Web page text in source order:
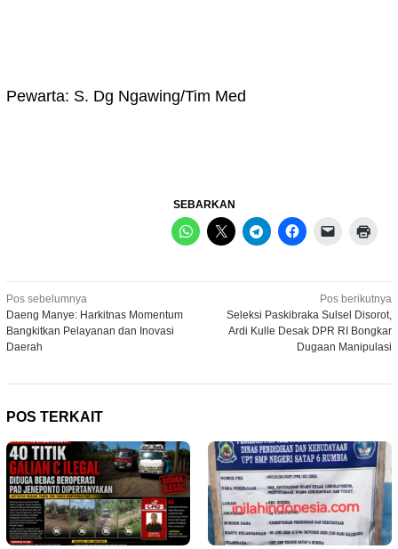
Pewarta: S. Dg Ngawing/Tim Med
SEBARKAN
Navigasi
pos
Pos sebelumnya
Daeng Manye: Harkitnas Momentum
Bangkitkan Pelayanan dan Inovasi
Daerah
Pos berikutnya
Seleksi Paskibraka Sulsel Disorot,
Ardi Kulle Desak DPR RI Bongkar
Dugaan Manipulasi
POS TERKAIT